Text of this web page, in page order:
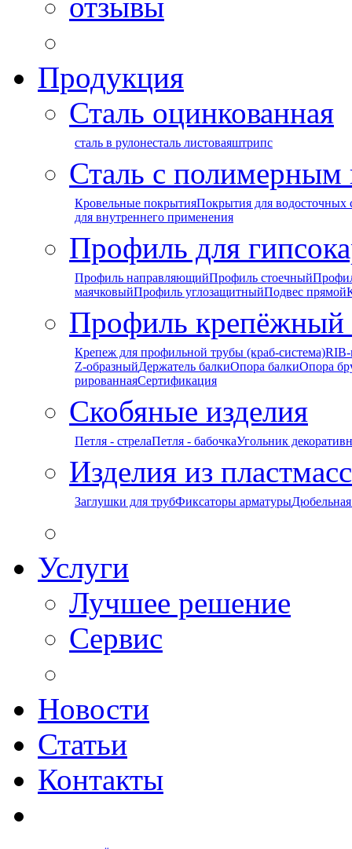
Продукция
Сталь оцинкованная
сталь в рулонесталь листоваяштрипс
Сталь с
Кровельные покрытияПокрытия для водосточных
для внутреннего применения
Профиль для
Профиль направляющийПрофиль стоечный
маячковыйПрофиль углозащитныйПодвес прямой
Профиль
Крепеж для профильной трубы (краб-система)
Z-образныйДержатель балкиОпора балкиОпора
рированнаяСертификация
Скобяные изделия
Петля - стрелаПетля - бабочкаУгольник
Изделия из
Заглушки для трубФиксаторы арматуры
Услуги
Лучшее решение
Сервис
Новости
Статьи
Контакты